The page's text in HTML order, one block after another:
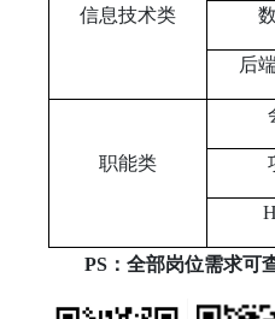
信息技术类
后
职能类
PS ：全部岗位需求可